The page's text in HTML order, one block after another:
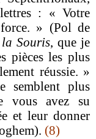
: « Votre
» (Pol de
la Souris, que je
pièces les plus
réussie. »
semblent plus
vous avez su
et leur donner
(8)